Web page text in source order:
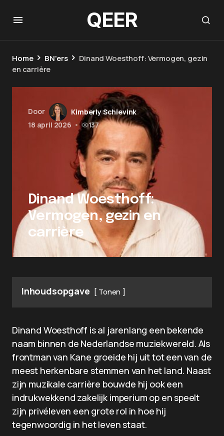
QEER
Home BN'ers
Dinand Woesthoff: Vermogen, gezin
en carrière
Door
Kimberly Schievink
18 april 2026 • 137
Dinand Woesthoff:
Vermogen, gezin en
carrière
Inhoudsopgave Tonen
Dinand Woesthoff is al jarenlang een bekende
naam binnen de Nederlandse muziekwereld. Als
frontman van Kane groeide hij uit tot een van de
meest herkenbare stemmen van het land. Naast
zijn muzikale carrière bouwde hij ook een
indrukwekkend zakelijk imperium op en speelt
zijn privéleven een grote rol in hoe hij
tegenwoordig in het leven staat.